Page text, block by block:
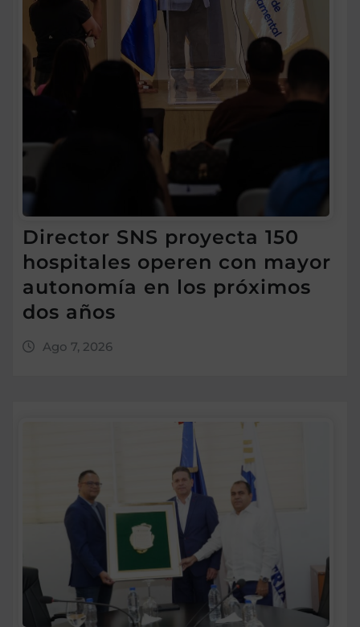
Director SNS proyecta 150
hospitales operen con mayor
autonomía en los próximos
dos años
Ago 7, 2026